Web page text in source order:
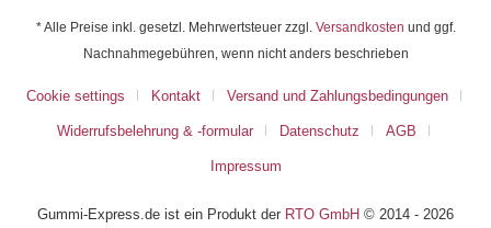
* Alle Preise inkl. gesetzl. Mehrwertsteuer zzgl. Versandkosten und ggf.
Nachnahmegebühren, wenn nicht anders beschrieben
Cookie settings Kontakt
Versand und Zahlungsbedingungen
Widerrufsbelehrung & -formular
Datenschutz
AGB
Impressum
Gummi-Express.de ist ein Produkt der RTO GmbH © 2014 - 2026